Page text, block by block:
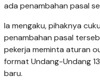
ada penambahan pasal
Ia mengaku, pihaknya
penambahan pasal
pekerja meminta aturan
format Undang-Undang
baru.